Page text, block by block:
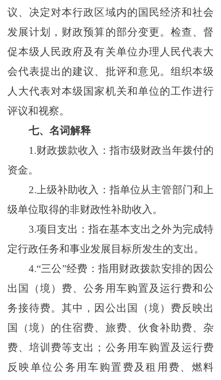
议、决定对本行政区域内的国民经济和社会
发展计划，财政预算的部分变更。检查、督
促本级人民政府及有关单位办理人民代表大
会代表提出的建议、批评和意见。组织本级
人大代表对本级国家机关和单位的工作进行
评议和视察。
七、名词解释
1.财政拨款收入：指市级财政当年拨付的
资金。
2.上级补助收入：指单位从主管部门和上
级单位取得的非财政性补助收入。
3.项目支出：指在基本支出之外为完成特
定行政任务和事业发展目标所发生的支出。
4.“三公”经费：指用财政拨款安排的因公
出国（境）费、公务用车购置及运行费和公
务接待费。其中，因公出国（境）费反映出
国（境）的住宿费、旅费、伙食补助费、杂
费、培训费等支出；公务用车购置及运行费
反映单位公务用车购置费及租用费、燃料